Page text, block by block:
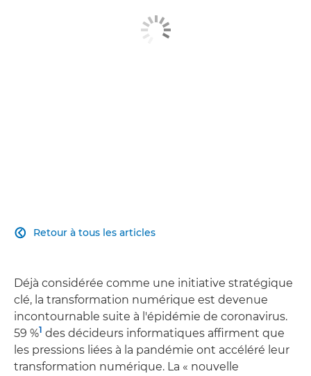
Retour à tous les articles

Déjà considérée comme une initiative stratégique
clé, la transformation numérique est devenue
incontournable suite à l'épidémie de coronavirus.
59 %1 des décideurs informatiques affirment que
les pressions liées à la pandémie ont accéléré leur
transformation numérique. La « nouvelle